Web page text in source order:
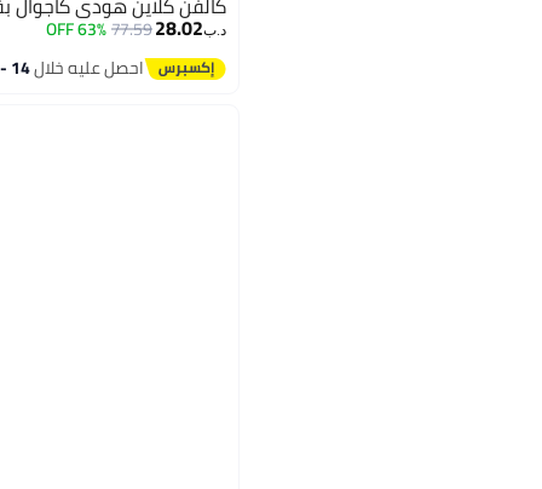
د.ب‏28.02
77.59
63% OFF
احصل عليه خلال14 - 15 اغسطس